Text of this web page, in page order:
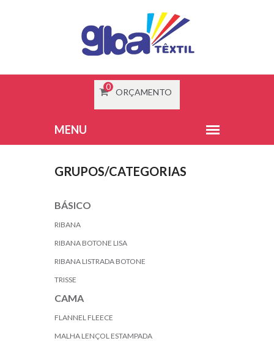
0
ORÇAMENTO
GRUPOS/CATEGORIAS
BÁSICO
RIBANA
RIBANA BOTONE LISA
RIBANA LISTRADA BOTONE
TRISSE
CAMA
FLANNEL FLEECE
MALHA LENÇOL ESTAMPADA